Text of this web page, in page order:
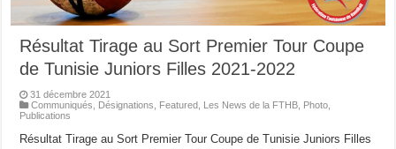
Résultat Tirage au Sort Premier Tour Coupe
de Tunisie Juniors Filles 2021-2022
31 décembre 2021
Communiqués
Désignations Featured Les News de la FTHB Photo
Publications
Résultat Tirage au Sort Premier Tour Coupe de Tunisie Juniors Filles